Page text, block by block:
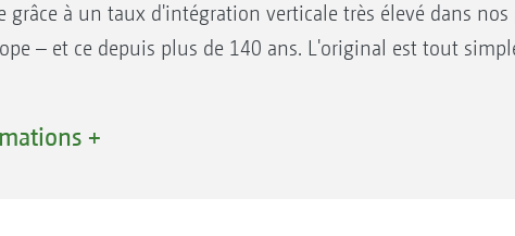
grâce à un taux d'intégration verticale très élevé dans nos
– et ce depuis plus de 140 ans. L'original est tout
pourquoi AMAZONE propose un service de pièces de
+